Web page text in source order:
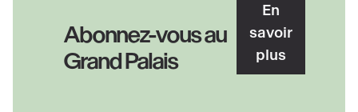
Abonnez-vous au
Grand Palais
En
savoir
plus